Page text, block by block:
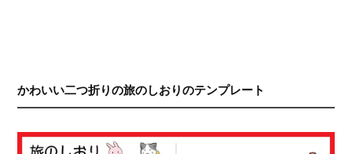
かわいい二つ折りの旅のしおりのテンプレート